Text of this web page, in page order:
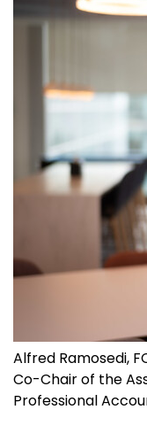
Alfred Ramosedi,
Co-Chair of the
Professional